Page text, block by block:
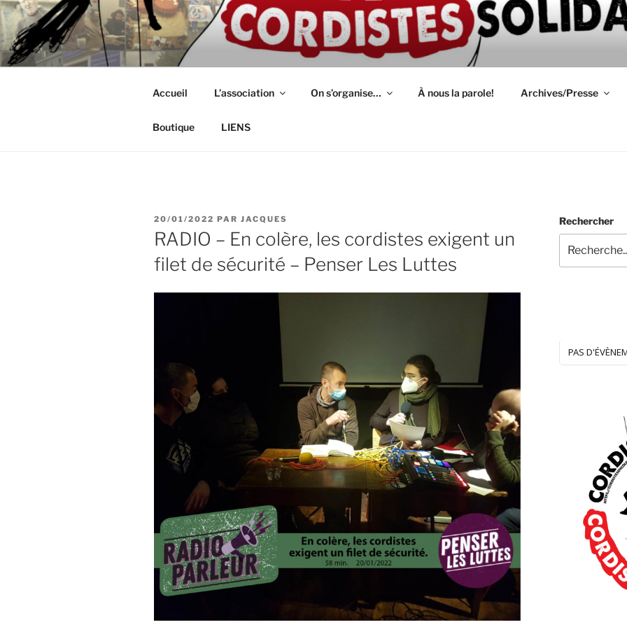
Aller
au
contenu
principal
ASSOCIATION D'AUTODÉFENSE
CORDISTES
Intérimaires, embauché(e)s, indépendant(e)s : lutte, entraide, partage d'infos et
Accueil L’association On s’organise… À nous la parole! Archives/Presse
Boutique LIENS
PUBLIÉ
LE
20/01/2022 PAR JACQUES
RADIO – En colère, les cordistes exigent un
filet de sécurité – Penser Les Luttes
Rechercher
PAS